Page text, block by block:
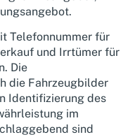
Telefonnummer für
und Irrtümer für
Die
die Fahrzeugbilder
Identifizierung des
im
sind